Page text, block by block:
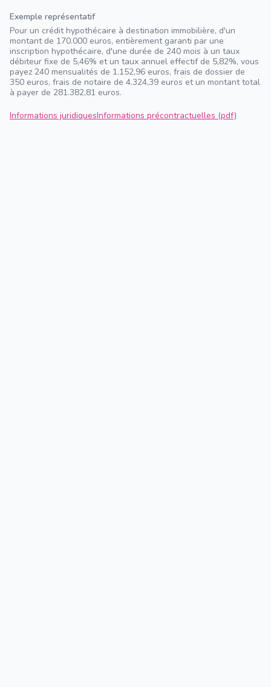
Exemple représentatif
Pour un crédit hypothécaire à destination immobilière, d'un
montant de 170.000 euros, entièrement garanti par une
inscription hypothécaire, d'une durée de 240 mois à un taux
débiteur fixe de 5,46% et un taux annuel effectif de 5,82%, vous
payez 240 mensualités de 1.152,96 euros, frais de dossier de
350 euros, frais de notaire de 4.324,39 euros et un montant total
à payer de 281.382,81 euros.
Informations juridiquesInformations précontractuelles (pdf)